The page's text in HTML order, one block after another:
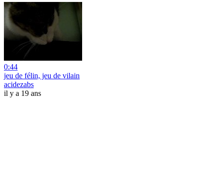
0:44
jeu de félin, jeu de vilain
acidezabs
il y a 19 ans